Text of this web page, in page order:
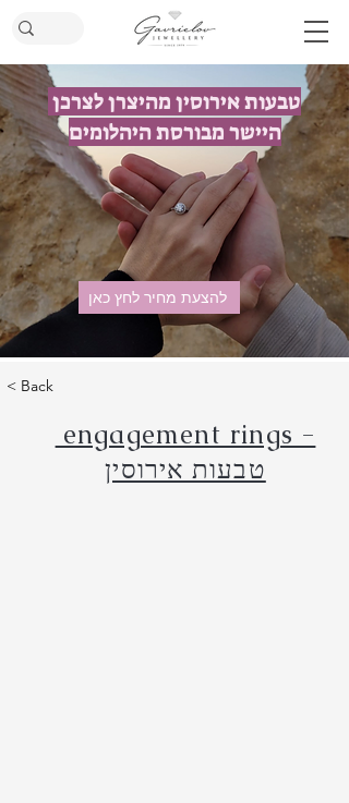
היישר מבורסת היהלומים
להצעת מחיר לחץ כאן
< Back
engagement rings -
טבעות אירוסין